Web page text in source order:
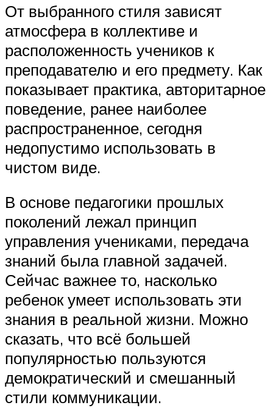
От выбранного стиля зависят
атмосфера в коллективе и
расположенность учеников к
преподавателю и его предмету. Как
показывает практика, авторитарное
поведение, ранее наиболее
распространенное, сегодня
недопустимо использовать в
чистом виде.
В основе педагогики прошлых
поколений лежал принцип
управления учениками, передача
знаний была главной задачей.
Сейчас важнее то, насколько
ребенок умеет использовать эти
знания в реальной жизни. Можно
сказать, что всё большей
популярностью пользуются
демократический и смешанный
стили коммуникации.